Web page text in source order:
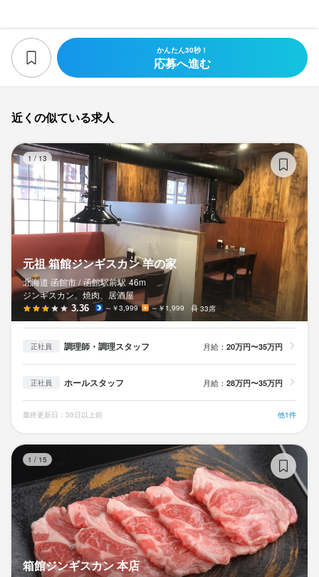
かんたん30秒！
応募へ進む
近くの似ている求人
1 /13
元祖 箱館ジンギスカン 羊の家
北海道 函館市 / 函館駅前駅 46m
ジンギスカン、焼肉、居酒屋
3.36 ～￥3,999 ～￥1,999 33席
正社員 調理師・調理スタッフ 月給： 20万円〜35万円
正社員 ホールスタッフ 月給： 28万円〜35万円
最終更新日：30日以上前 他1件
1 / 15
箱館ジンギスカン 本店